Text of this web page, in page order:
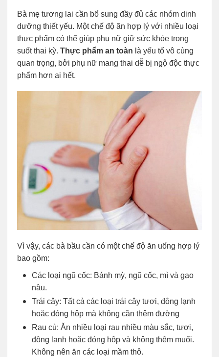
Bà mẹ tương lai cần bổ sung đầy đủ các nhóm dinh
dưỡng thiết yếu. Một chế độ ăn hợp lý với nhiều loại
thực phẩm có thể giúp phụ nữ giữ sức khỏe trong
suốt thai kỳ. Thực phẩm an toàn là yếu tố vô cùng
quan trọng, bởi phụ nữ mang thai dễ bị ngộ độc thực
phẩm hơn ai hết.
Vì vậy, các bà bầu cần có một chế độ ăn uống hợp lý
bao gồm:
Các loại ngũ cốc: Bánh mỳ, ngũ cốc, mì và gạo
nâu.
Trái cây: Tất cả các loại trái cây tươi, đông lạnh
hoặc đóng hộp mà không cần thêm đường
Rau củ: Ăn nhiều loại rau nhiều màu sắc, tươi,
đông lạnh hoặc đóng hộp và không thêm muối.
Không nên ăn các loại mầm thô.